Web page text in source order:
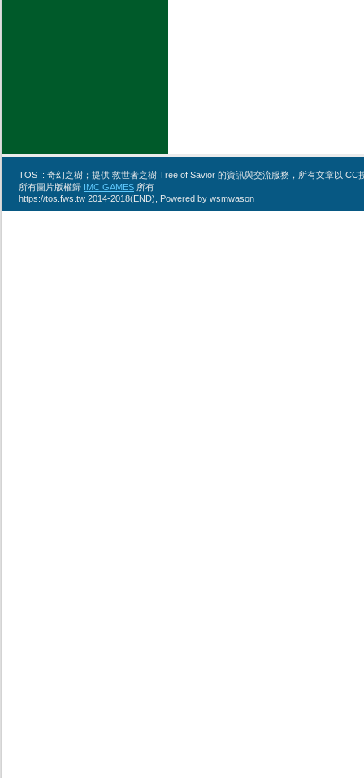
TOS :: 奇幻之樹；提供 救世者之樹 Tree of Savior 的資訊與交流服務，所有文章以
所有圖片版權歸 IMC GAMES 所有
https://tos.fws.tw 2014-2018(END), Powered by wsmwason